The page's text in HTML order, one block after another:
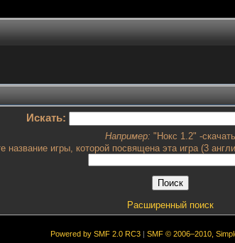
Искать:
Например: "Нокс 1.2" -скачать
название игры, которой посвящена эта игра (3
Расширенный поиск
Powered by SMF 2.0 RC3| SMF © 2006–2010,